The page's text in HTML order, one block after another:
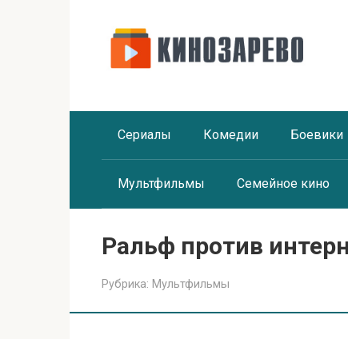
Сериалы Комедии Боевики
Мультфильмы Семейное кино
Ральф против
Рубрика: Мультфильмы